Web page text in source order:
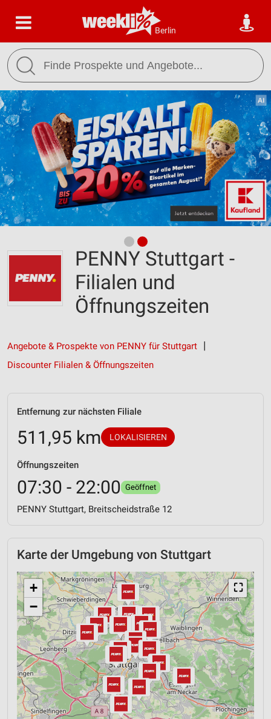
Berlin
PENNY Stuttgart -
Filialen und
Öffnungszeiten
Angebote & Prospekte von PENNY für Stuttgart
Discounter Filialen & Öffnungszeiten
Entfernung zur nächsten Filiale
511,95 km LOKALISIEREN
Öffnungszeiten
07:30 - 22:00 Geöffnet
PENNY Stuttgart, Breitscheidstraße 12
Karte der Umgebung von Stuttgart
⛶
+
−